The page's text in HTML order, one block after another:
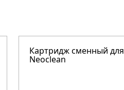
Картридж сменный для
Neoclean